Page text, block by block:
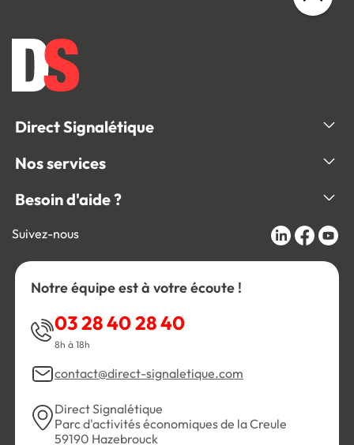
Direct Signalétique
Nos services
Besoin d'aide ?
Suivez-nous
Notre équipe est à votre écoute !
03 28 40 28 40
8h à 18h
contact@direct-signaletique.com
Direct Signalétique
Parc d'activités économiques de la Creule
59190 Hazebrouck